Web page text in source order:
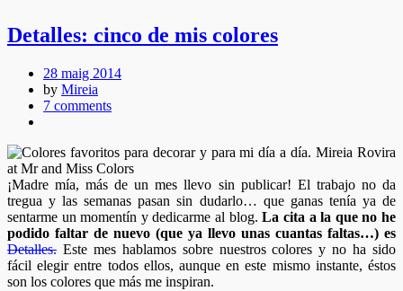
Detalles: cinco de mis colores
28 maig 2014
by Mireia
7 comments
¡Madre mía, más de un mes llevo sin publicar! El trabajo no da
tregua y las semanas pasan sin dudarlo… que ganas tenía ya de
sentarme un momentín y dedicarme al blog.La cita a la que no he
podido faltar de nuevo (que ya llevo unas cuantas faltas…) es
Detalles. Este mes hablamos sobre nuestros colores y no ha sido
fácil elegir entre todos ellos, aunque en este mismo instante, éstos
son los colores que más me inspiran.